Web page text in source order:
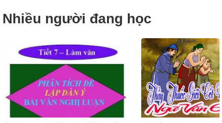
Nhiều người đang học